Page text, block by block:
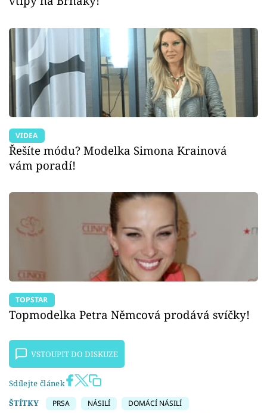
VIDEA
Řešíte módu? Modelka Simona Krainová
vám poradí!
TOPSTAR
Topmodelka Petra Němcová prodává svíčky!
VSTOUPIT DO DISKUZE
Sdílejte článek
ŠTÍTKY
PRSA NÁSILÍ
DOMÁCÍ NÁSILÍ